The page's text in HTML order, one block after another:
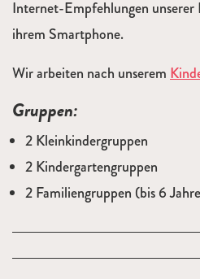
Internet-Empfehlungen unserer
ihrem Smartphone.
Wir arbeiten nach unserem
Gruppen:
2 Kleinkindergruppen
2 Kindergartengruppen
2 Familiengruppen (bis 6